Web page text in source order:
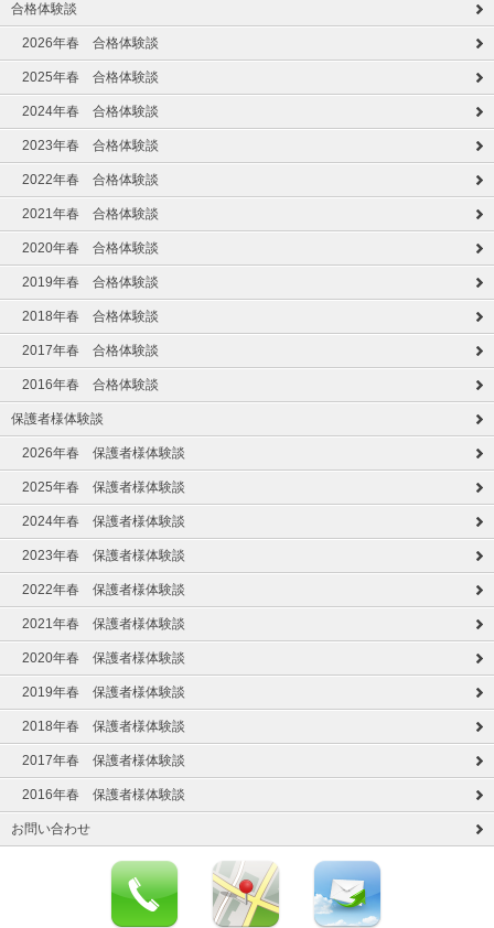
合格体験談
2026年春 合格体験談
2025年春 合格体験談
2024年春 合格体験談
2023年春 合格体験談
2022年春 合格体験談
2021年春 合格体験談
2020年春 合格体験談
2019年春 合格体験談
2018年春 合格体験談
2017年春 合格体験談
2016年春 合格体験談
保護者様体験談
2026年春 保護者様体験談
2025年春 保護者様体験談
2024年春 保護者様体験談
2023年春 保護者様体験談
2022年春 保護者様体験談
2021年春 保護者様体験談
2020年春 保護者様体験談
2019年春 保護者様体験談
2018年春 保護者様体験談
2017年春 保護者様体験談
2016年春 保護者様体験談
お問い合わせ